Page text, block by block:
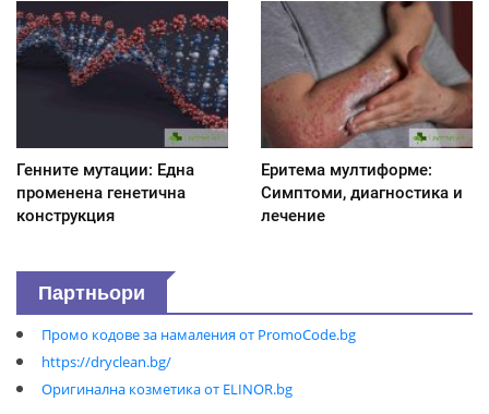
Генните мутации: Една
променена генетична
конструкция
Еритема мултиформе:
Симптоми, диагностика и
лечение
Партньори
Промо кодове за намаления от PromoCode.bg
https://dryclean.bg/
Оригинална козметика от ELINOR.bg